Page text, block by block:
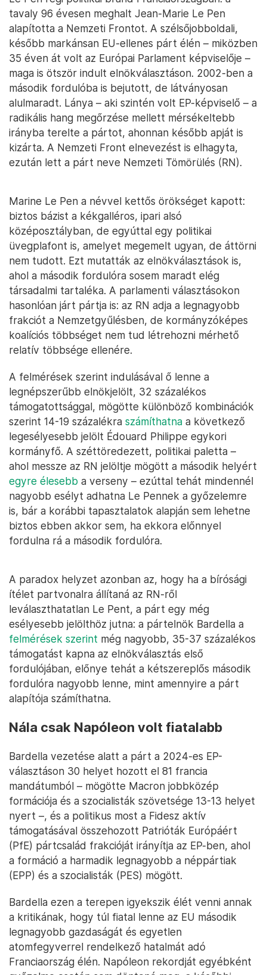
tavaly 96 évesen meghalt Jean-Marie Le Pen
alapította a Nemzeti Frontot. A szélsőjobboldali,
később markánsan EU-ellenes párt élén – miközben
35 éven át volt az Európai Parlament képviselője –
maga is ötször indult elnökválasztáson. 2002-ben a
második fordulóba is bejutott, de látványosan
alulmaradt. Lánya – aki szintén volt EP-képviselő – a
radikális hang megőrzése mellett mérsékeltebb
irányba terelte a pártot, ahonnan később apját is
kizárta. A Nemzeti Front elnevezést is elhagyta,
ezután lett a párt neve Nemzeti Tömörülés (RN).
Marine Le Pen a névvel kettős örökséget kapott:
biztos bázist a kékgalléros, ipari alsó
középosztályban, de egyúttal egy politikai
üvegplafont is, amelyet megemelt ugyan, de áttörni
nem tudott. Ezt mutatták az elnökválasztások is,
ahol a második fordulóra sosem maradt elég
társadalmi tartaléka. A parlamenti választásokon
hasonlóan járt pártja is: az RN adja a legnagyobb
frakciót a Nemzetgyűlésben, de kormányzóképes
koalíciós többséget nem tud létrehozni mérhető
relatív többsége ellenére.
A felmérések szerint indulásával ő lenne a
legnépszerűbb elnökjelölt, 32 százalékos
támogatottsággal, mögötte különböző kombinációk
szerint 14-19 százalékra számíthatna a következő
legesélyesebb jelölt Édouard Philippe egykori
kormányfő. A széttöredezett, politikai paletta –
ahol messze az RN jelöltje mögött a második helyért
egyre élesebb a verseny – ezúttal tehát mindennél
nagyobb esélyt adhatna Le Pennek a győzelemre
is, bár a korábbi tapasztalatok alapján sem lehetne
biztos ebben akkor sem, ha ekkora előnnyel
fordulna rá a második fordulóra.
A paradox helyzet azonban az, hogy ha a bírósági
ítélet partvonalra állítaná az RN-ről
leválaszthatatlan Le Pent, a párt egy még
esélyesebb jelölthöz jutna: a pártelnök Bardella a
felmérések szerint még nagyobb, 35-37 százalékos
támogatást kapna az elnökválasztás első
fordulójában, előnye tehát a kétszereplős második
fordulóra nagyobb lenne, mint amennyire a párt
alapítója számíthatna.
Nála csak Napóleon volt fiatalabb
Bardella vezetése alatt a párt a 2024-es EP-
választáson 30 helyet hozott el 81 francia
mandátumból – mögötte Macron jobbközép
formációja és a szocialisták szövetsége 13-13 helyet
nyert –, és a politikus most a Fidesz aktív
támogatásával összehozott Patrióták Európáért
(PfE) pártcsalád frakcióját irányítja az EP-ben, ahol
a formáció a harmadik legnagyobb a néppártiak
(EPP) és a szocialisták (PES) mögött.
Bardella ezen a terepen igyekszik élét venni annak
a kritikának, hogy túl fiatal lenne az EU második
legnagyobb gazdaságát és egyetlen
atomfegyverrel rendelkező hatalmát adó
Franciaország élén. Napóleon rekordját egyébként